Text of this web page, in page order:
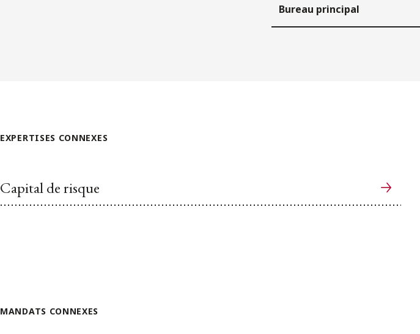
Bureau principal
EXPERTISES CONNEXES
Capital de risque
MANDATS CONNEXES